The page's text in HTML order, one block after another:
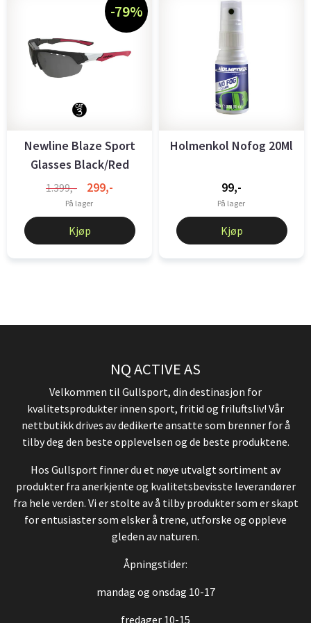
-79%
Newline Blaze Sport
Glasses Black/Red
1.399,- 299,-
På lager
Kjøp
Holmenkol Nofog 20Ml
99,-
På lager
Kjøp
NQ ACTIVE AS
Velkommen til Gullsport, din destinasjon for
kvalitetsprodukter innen sport, fritid og friluftsliv! Vår
nettbutikk drives av dedikerte ansatte som brenner for å
tilby deg den beste opplevelsen og de beste produktene.
Hos Gullsport finner du et nøye utvalgt sortiment av
produkter fra anerkjente og kvalitetsbevisste leverandører
fra hele verden. Vi er stolte av å tilby produkter som er skapt
for entusiaster som elsker å trene, utforske og oppleve
gleden av naturen.
Åpningstider:
mandag og onsdag 10-17
fredager 10-15